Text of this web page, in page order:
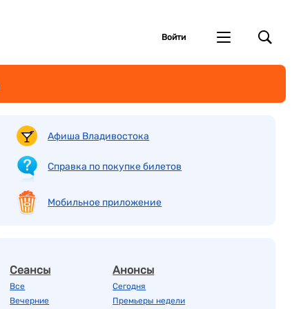
Войти
Афиша Владивостока
Справка по покупке билетов
Мобильное приложение
Сеансы
Все
Вечерние
Анонсы
Сегодня
Премьеры недели